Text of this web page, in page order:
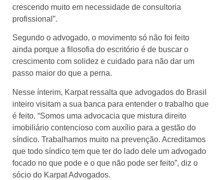
crescendo muito em necessidade de consultoria
profissional”.
Segundo o advogado, o movimento só não foi feito
ainda porque a filosofia do escritório é de buscar o
crescimento com solidez e cuidado para não dar um
passo maior do que a perna.
Nesse ínterim, Karpat ressalta que advogados do Brasil
inteiro visitam a sua banca para entender o trabalho que
é feito. “Somos uma advocacia que mistura direito
imobiliário contencioso com auxílio para a gestão do
síndico. Trabalhamos muito na prevenção. Acreditamos
que todo síndico tem que ter do lado dele um advogado
focado no que pode e o que não pode ser feito”, diz o
sócio do Karpat Advogados.